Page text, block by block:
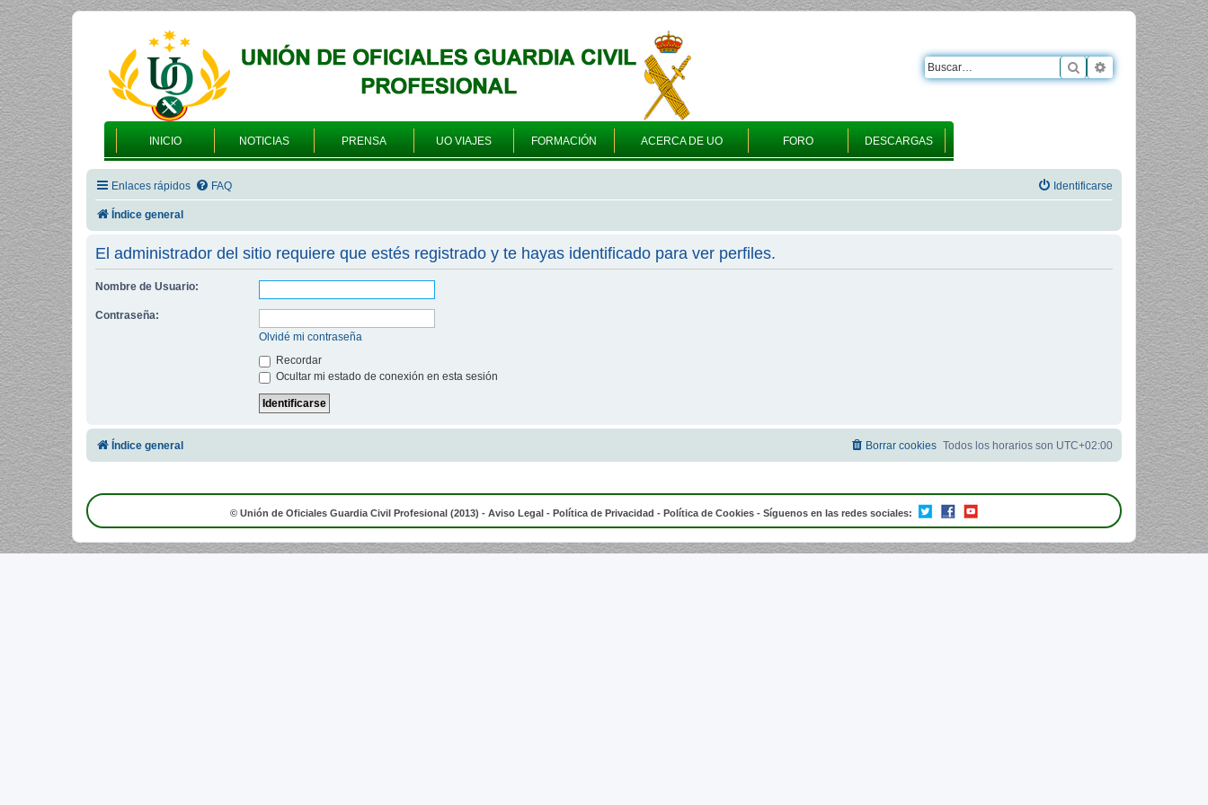
INICIO NOTICIAS PRENSA UO VIAJES FORMACIÓN ACERCA DE UO FORO DESCARGAS
Buscar Búsqueda
Enlaces rápidos FAQ Identificarse
Índice general
El administrador del sitio requiere que estés registrado y te hayas identificado para ver perfiles.
Nombre de Usuario:
Contraseña:
Olvidé mi contraseña
Recordar
Ocultar mi estado de conexión en esta sesión
Índice general Todos los horarios son UTC+02:00
Borrar cookies
© Unión de Oficiales Guardia Civil Profesional (2013) - Aviso Legal - Política de Privacidad - Política de Cookies - Síguenos en las redes sociales: